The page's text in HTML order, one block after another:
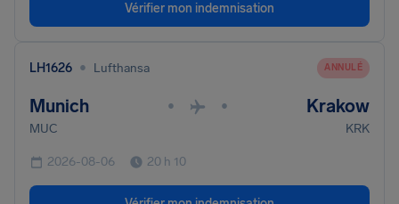
Vérifier mon indemnisation
LH1626 • Lufthansa ANNULÉ
Munich • • Krakow
MUC KRK
2026-08-06 20 h 10